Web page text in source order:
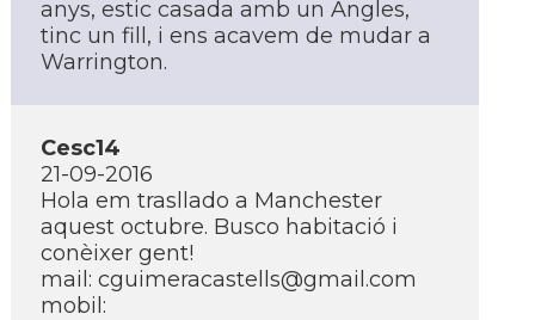
anys, estic casada amb un Angles,
tinc un fill, i ens acavem de mudar a
Warrington.
Cesc14
21-09-2016
Hola em trasllado a Manchester
aquest octubre. Busco habitació i
conèixer gent!
mail: cguimeracastells@gmail.com
mobil: